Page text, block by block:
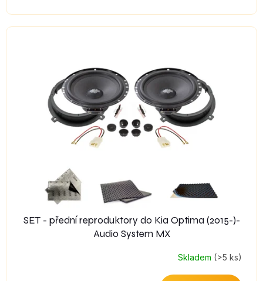
SET - přední reproduktory do Kia Optima (2015-)-
Audio System MX
Skladem (>5 ks)